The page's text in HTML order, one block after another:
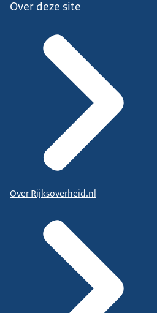
Over deze site
Over Rijksoverheid.nl